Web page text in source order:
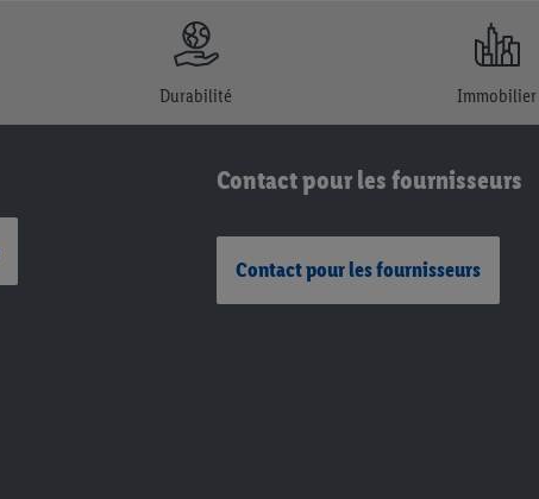
Durabilité Immobilier
Contact pour les fournisseurs
Contact pour les fournisseurs